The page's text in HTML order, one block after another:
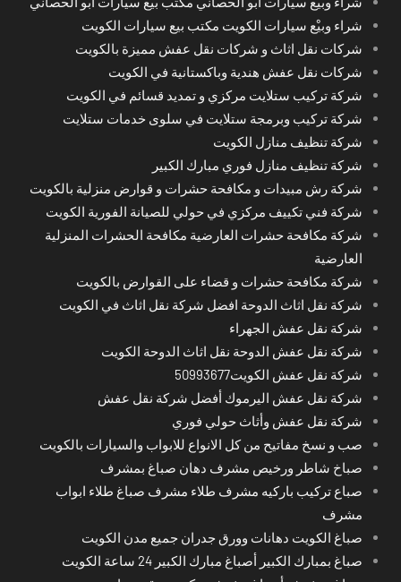
شراء وبيْع سيارات الكويت مكتب بيع سيارات الكويت
شركات نقل اثاث و شركات نقل عفش مميزة بالكويت
شركات نقل عفش هندية وباكستانية في الكويت
شركة تركيب ستلايت مركزي و تمديد قسائم في الكويت
شركة تركيب وبرمجة ستلايت في سلوى خدمات ستلايت
شركة تنظيف منازل الكويت
شركة تنظيف منازل فوري مبارك الكبير
شركة رش مبيدات و مكافحة حشرات و قوارض منزلية بالكويت
شركة فني تكييف مركزي في حولي للصيانة الفورية الكويت
شركة مكافحة حشرات العارضية مكافحة الحشرات المنزلية
العارضية
شركة مكافحة حشرات و قضاء على القوارض بالكويت
شركة نقل اثاث الدوحة افضل شركة نقل اثاث في الكويت
شركة نقل عفش الجهراء
شركة نقل عفش الدوحة نقل اثاث الدوحة الكويت
شركة نقل عفش الكويت50993677
شركة نقل عفش اليرموك أفضل شركة نقل عفش
شركة نقل عفش وأثاث حولي فوري
صب و نسخ مفاتيح من كل الانواع للابواب والسيارات بالكويت
صباخ شاطر ورخيص مشرف دهان صباغ بمشرف
صباع تركيب باركيه مشرف طلاء مشرف صباغ طلاء ابواب
مشرف
صباغ الكويت دهانات وورق جدران جميع مدن الكويت
صباغ بمبارك الكبير أصباغ مبارك الكبير 24 ساعة الكويت